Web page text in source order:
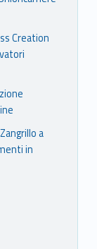
Creation
a
in